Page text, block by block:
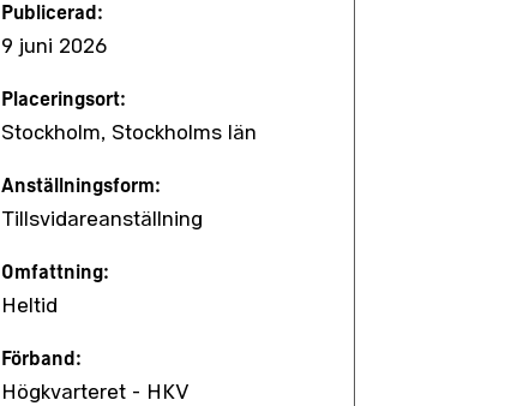
Publicerad:
9 juni 2026
Placeringsort:
Stockholm, Stockholms län
Anställningsform:
Tillsvidareanställning
Omfattning:
Heltid
Förband:
Högkvarteret - HKV